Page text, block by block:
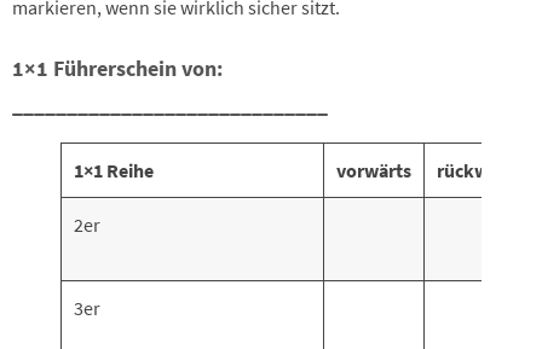
markieren, wenn sie wirklich sicher sitzt.
1×1 Führerschein von:
1×1 Reihe vorwärts rückwärts
2er
3er